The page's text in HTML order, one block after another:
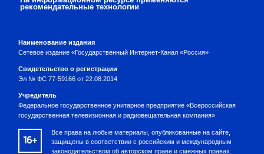
рекомендательные технологии
Наименование издания
Сетевое издание «Государственный Интернет-Канал «Россия»
Свидетельство о регистрации
Эл № ФС 77-59166 от 22.08.2014
Учредитель
Федеральное государственное унитарное предприятие «Всероссийская
государственная телевизионная и радиовещательная компания»
16+
Все права на любые материалы, опубликованные на сайте,
защищены в соответствии с российским и международным
законодательством об авторском праве и смежных правах.